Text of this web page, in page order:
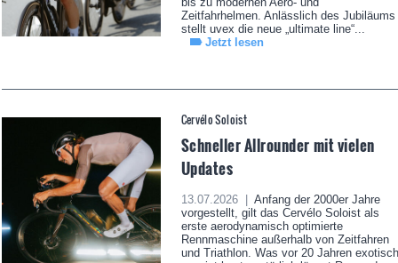
Zeitfahrhelmen. Anlässlich des Jubiläums
stellt uvex die neue „ultimate line“...
Jetzt lesen
Cervélo Soloist
Schneller Allrounder mit vielen
Updates
13.07.2026 |
Anfang der 2000er Jahre
vorgestellt, gilt das Cervélo Soloist als
erste aerodynamisch optimierte
Rennmaschine außerhalb von Zeitfahren
und Triathlon. Was vor 20 Jahren exotisch